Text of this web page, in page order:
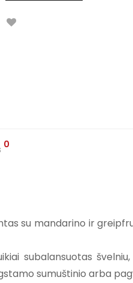
0
su mandarino ir
subalansuotas
sumuštinio arba